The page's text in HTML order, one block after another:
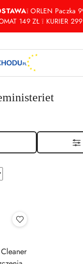
głównej
konto
głównego
❕ ORLEN Paczka
149 ZŁ ❕ KURIER 299